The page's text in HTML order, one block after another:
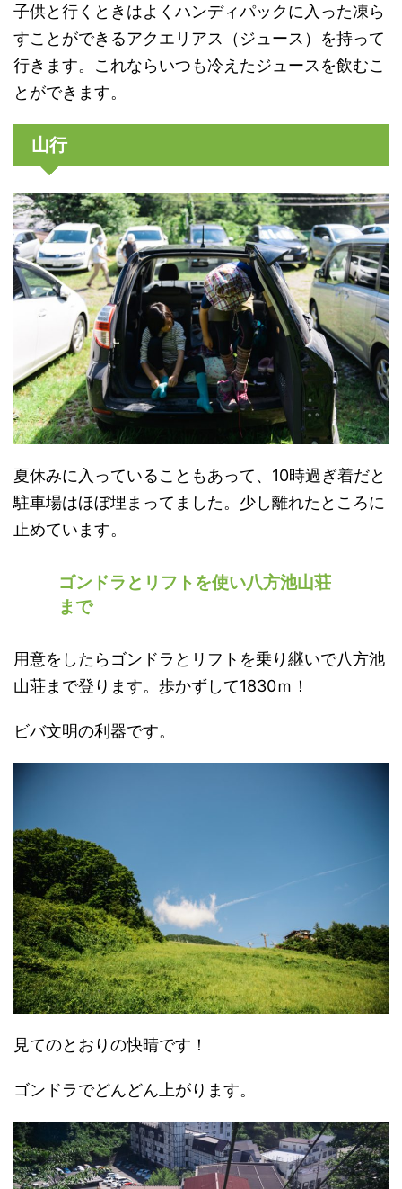
子供と行くときはよくハンディパックに入った凍ら
すことができるアクエリアス（ジュース）を持って
行きます。これならいつも冷えたジュースを飲むこ
とができます。
山行
夏休みに入っていることもあって、10時過ぎ着だと
駐車場はほぼ埋まってました。少し離れたところに
止めています。
ゴンドラとリフトを使い八方池山荘
まで
用意をしたらゴンドラとリフトを乗り継いで八方池
山荘まで登ります。歩かずして1830ｍ！
ビバ文明の利器です。
見てのとおりの快晴です！
ゴンドラでどんどん上がります。